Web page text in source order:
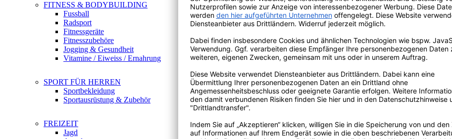
FITNESS & BODYBUILDING
Fussball
Radsport
Fitnessgeräte
Fitnesszubehöre
Jogging & Gesundheit
Vitamine / Eiweiss / Ernahrung
SPORT FÜR HERREN
Sportbekleidung
Sportausrüstung & Zubehör
FREIZEIT
Jagd